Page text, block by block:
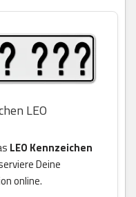
LEO
LEO Kennzeichen
Deine
online.